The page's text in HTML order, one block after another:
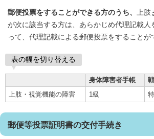
郵便投票をすることができる方のうち、 上肢
が次に該当する方は、あらかじめ代理記載人
って、代理記載による郵便投票をすることが
表の幅を切り替える
身体障害者手帳
上肢・視覚機能の障害
1級
郵便等投票証明書の交付手続き